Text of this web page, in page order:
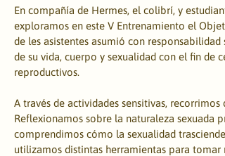
En compañía de Hermes, el colibrí, y
exploramos en este V Entrenamiento el
de les asistentes asumió con
de su vida, cuerpo y sexualidad con el fin de
reproductivos.
A través de actividades sensitivas,
Reflexionamos sobre la naturaleza sexuada
comprendimos cómo la sexualidad
utilizamos distintas herramientas para